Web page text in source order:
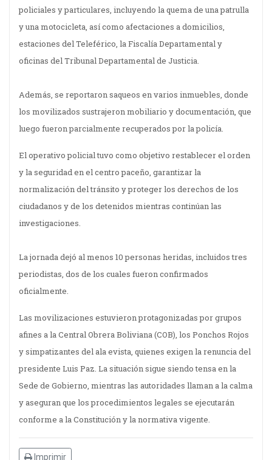
policiales y particulares, incluyendo la quema de una patrulla
y una motocicleta, así como afectaciones a domicilios,
estaciones del Teleférico, la Fiscalía Departamental y
oficinas del Tribunal Departamental de Justicia.
Además, se reportaron saqueos en varios inmuebles, donde
los movilizados sustrajeron mobiliario y documentación, que
luego fueron parcialmente recuperados por la policía.
El operativo policial tuvo como objetivo restablecer el orden
y la seguridad en el centro paceño, garantizar la
normalización del tránsito y proteger los derechos de los
ciudadanos y de los detenidos mientras continúan las
investigaciones.
La jornada dejó al menos 10 personas heridas, incluidos tres
periodistas, dos de los cuales fueron confirmados
oficialmente.
Las movilizaciones estuvieron protagonizadas por grupos
afines a la Central Obrera Boliviana (COB), los Ponchos Rojos
y simpatizantes del ala evista, quienes exigen la renuncia del
presidente Luis Paz. La situación sigue siendo tensa en la
Sede de Gobierno, mientras las autoridades llaman a la calma
y aseguran que los procedimientos legales se ejecutarán
conforme a la Constitución y la normativa vigente.
Imprimir